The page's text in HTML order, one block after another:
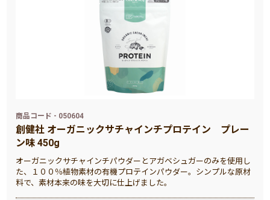
商品コード - 050604
創健社 オーガニックサチャインチプロテイン プレー
ン味 450g
オーガニックサチャインチパウダーとアガベシュガーのみを使用し
た、１００％植物素材の有機プロテインパウダー。シンプルな原材
料で、素材本来の味を大切に仕上げました。